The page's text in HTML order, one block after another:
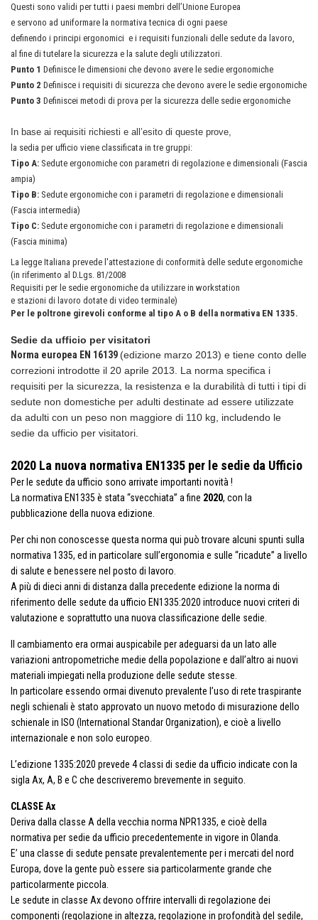
Questi sono validi per tutti i paesi membri dell’Unione Europea
e servono ad uniformare la normativa tecnica di ogni paese
definendo i principi ergonomici e i requisiti funzionali delle sedute da lavoro,
al fine di tutelare la sicurezza e la salute degli utilizzatori.
Punto 1 Definisce le dimensioni che devono avere le sedie ergonomiche
Punto 2 Definisce i requisiti di sicurezza che devono avere le sedie ergonomiche
Punto 3 Definiscei metodi di prova per la sicurezza delle sedie ergonomiche
In base ai requisiti richiesti e all’esito di queste prove,
la sedia per ufficio viene classificata in tre gruppi:
Tipo A: Sedute ergonomiche con parametri di regolazione e dimensionali (Fascia
ampia)
Tipo B: Sedute ergonomiche con i parametri di regolazione e dimensionali
(Fascia intermedia)
Tipo C: Sedute ergonomiche con i parametri di regolazione e dimensionali
(Fascia minima)
La legge Italiana prevede l'attestazione di conformità delle sedute ergonomiche
(in riferimento al D.Lgs. 81/2008
Requisiti per le sedie ergonomiche da utilizzare in workstation
e stazioni di lavoro dotate di video terminale)
Per le poltrone girevoli conforme al tipo A o B della normativa EN 1335.
Sedie da ufficio per visitatori
Norma europea EN 16139 (edizione marzo 2013) e tiene conto delle
correzioni introdotte il 20 aprile 2013. La norma specifica i
requisiti per la sicurezza, la resistenza e la durabilità di tutti i tipi di
sedute non domestiche per adulti destinate ad essere utilizzate
da adulti con un peso non maggiore di 110 kg, includendo le
sedie da ufficio per visitatori.
2020 La nuova normativa EN1335 per le sedie da Ufficio
Per le sedute da ufficio sono arrivate importanti novità !
La normativa EN1335 è stata “svecchiata” a fine 2020, con la
pubblicazione della nuova edizione.
Per chi non conoscesse questa norma qui può trovare alcuni spunti sulla
normativa 1335, ed in particolare sull’ergonomia e sulle “ricadute” a livello
di salute e benessere nel posto di lavoro.
A più di dieci anni di distanza dalla precedente edizione la norma di
riferimento delle sedute da ufficio EN1335:2020 introduce nuovi criteri di
valutazione e soprattutto una nuova classificazione delle sedie.
Il cambiamento era ormai auspicabile per adeguarsi da un lato alle
variazioni antropometriche medie della popolazione e dall’altro ai nuovi
materiali impiegati nella produzione delle sedute stesse.
In particolare essendo ormai divenuto prevalente l’uso di rete traspirante
negli schienali è stato approvato un nuovo metodo di misurazione dello
schienale in ISO (International Standar Organization), e cioè a livello
internazionale e non solo europeo.
L’edizione 1335:2020 prevede 4 classi di sedie da ufficio indicate con la
sigla Ax, A, B e C che descriveremo brevemente in seguito.
CLASSE Ax
Deriva dalla classe A della vecchia norma NPR1335, e cioè della
normativa per sedie da ufficio precedentemente in vigore in Olanda.
E’ una classe di sedute pensate prevalentemente per i mercati del nord
Europa, dove la gente può essere sia particolarmente grande che
particolarmente piccola.
Le sedute in classe Ax devono offrire intervalli di regolazione dei
componenti (regolazione in altezza, regolazione in profondità del sedile,